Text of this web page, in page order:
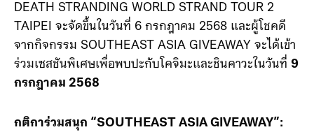
DEATH STRANDING WORLD STRAND TOUR 2
TAIPEI จะจัดขึ้นในวันที่ 6 กรกฎาคม 2568 และผู้โชคดี
จากกิจกรรม SOUTHEAST ASIA GIVEAWAY จะได้เข้า
ร่วมเซสชันพิเศษเพื่อพบปะกับโคจิมะและชินคาวะในวันที่ 9
กรกฎาคม 2568
กติการ่วมสนุก “SOUTHEAST ASIA GIVEAWAY”: